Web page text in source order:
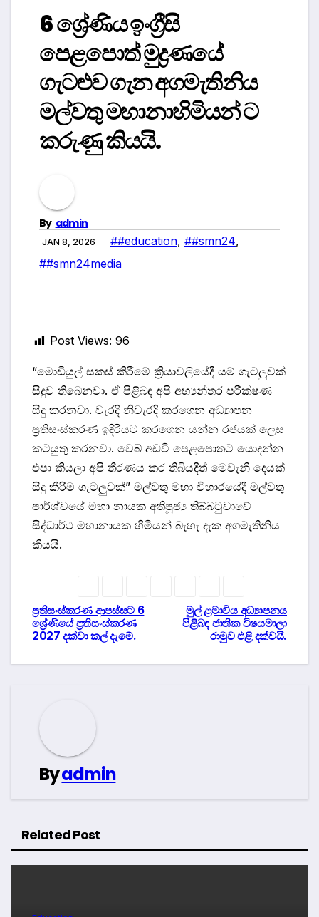
6 ශ්‍රේණිය ඉංග්‍රීසි
පෙළපොත් මුද්‍රණයේ
ගැටළුව ගැන අගමැතිනිය
මල්වතු මහානාහිමියන් ට
කරුණු කියයි.
By admin
JAN 8, 2026 ##education, ##smn24,
##smn24media
Post Views: 96
“මොඩියුල් සකස් කිරීමේ ක්‍රියාවලියේදී යම් ගැටලුවක්
සිදුව තිබෙනවා. ඒ පිළිබඳ අපි අභ්‍යන්තර පරීක්ෂණ
සිදු කරනවා. වැරදි නිවැරදි කරගෙන අධ්‍යාපන
ප්‍රතිසංස්කරණ ඉදිරියට කරගෙන යන්න රජයක් ලෙස
කටයුතු කරනවා. වෙබ් අඩවි පෙළපොතට යොදන්න
එපා කියලා අපි තීරණය කර තිබියදීත් මෙවැනි දෙයක්
සිදු කීරීම ගැටලුවක්” මල්වතු මහා විහාරයේදී මල්වතු
පාර්ශ්වයේ මහා නායක අතිපූජ්‍ය තිබ්බටුවාවේ
සිද්ධාර්ථ මහානායක හිමියන් බැහැ දැක අගමැතිනිය
කියයි.
Post
navigation
මුල් ළමාවිය අධ්‍යාපනය
පිළිබඳ ජාතික විෂයමාලා
රාමුව එළි දක්වයි.
ප්‍රතිසංස්කරණ ආපස්සට 6
ශ්‍රේණියේ ප්‍රතිසංස්කරණ
2027 දක්වා කල් දැමේ.
Byadmin
Related Post